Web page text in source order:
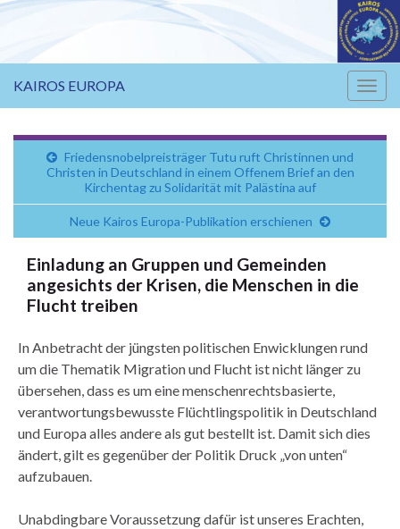
KAIROS EUROPA
Friedensnobelpreisträger Tutu ruft Christinnen und
Christen in Deutschland in einem Offenem Brief an den
Kirchentag zu Solidarität mit Palästina auf
Neue Kairos Europa-Publikation erschienen
Einladung an Gruppen und Gemeinden
angesichts der Krisen, die Menschen in die
Flucht treiben
In Anbetracht der jüngsten politischen Enwicklungen rund
um die Thematik Migration und Flucht ist nicht länger zu
übersehen, dass es um eine menschenrechtsbasierte,
verantwortungsbewusste Flüchtlingspolitik in Deutschland
und Europa alles andere als gut bestellt ist. Damit sich dies
ändert, gilt es gegenüber der Politik Druck „von unten“
aufzubauen.
Unabdingbare Voraussetzung dafür ist unseres Erachten,